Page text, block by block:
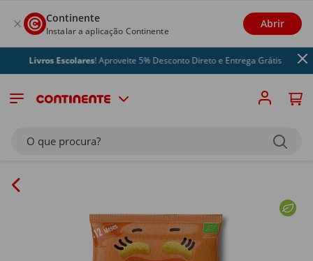
Continente
Instalar a aplicação Continente
Abrir
Livros Escolares! Aproveite 5% Desconto Direto e Entrega Grátis
O que procura?